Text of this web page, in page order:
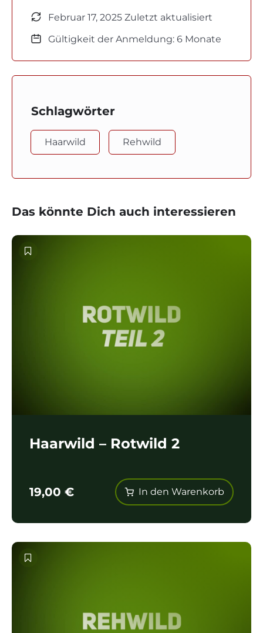
Februar 17, 2025 Zuletzt aktualisiert
Gültigkeit der Anmeldung: 6 Monate
Schlagwörter
Haarwild Rehwild
Das könnte Dich auch interessieren
Haarwild – Rotwild 2
19,00 € In den Warenkorb